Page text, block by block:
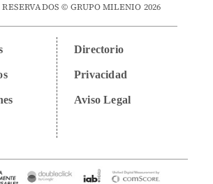
RESERVADOS © GRUPO MILENIO 2026
Directorio
Privacidad
Aviso Legal